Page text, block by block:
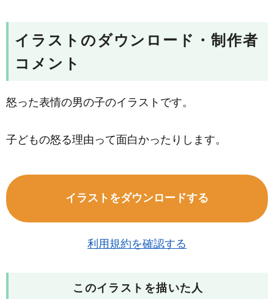
イラストのダウンロード・制作者
コメント
怒った表情の男の子のイラストです。
子どもの怒る理由って面白かったりします。
イラストをダウンロードする
利用規約を確認する
このイラストを描いた人